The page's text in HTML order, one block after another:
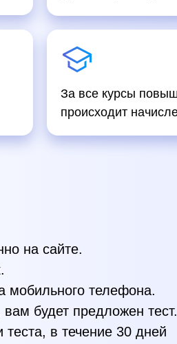
За все курсы
происходит
на сайте.
мобильного телефона.
будет предложен тест.
в течение 30 дней